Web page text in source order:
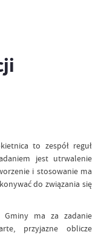
to zespół reguł
jest utrwalenie
i stosowanie ma
do związania się
ma za zadanie
przyjazne oblicze